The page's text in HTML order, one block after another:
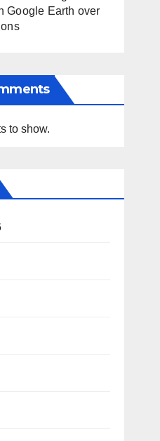
Google Earth over
to show.